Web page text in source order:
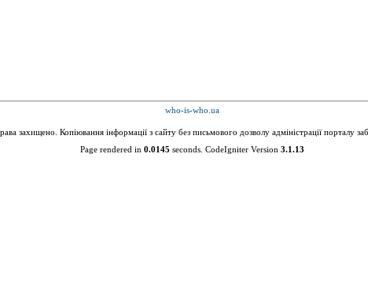
who-is-who.ua
захищено. Копіювання інформації з сайту без письмового дозволу адміністрації порталу
Page rendered in 0.0145 seconds. CodeIgniter Version 3.1.13